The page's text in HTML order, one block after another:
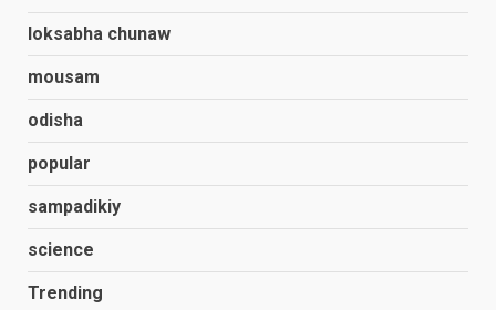
loksabha chunaw
mousam
odisha
popular
sampadikiy
science
Trending